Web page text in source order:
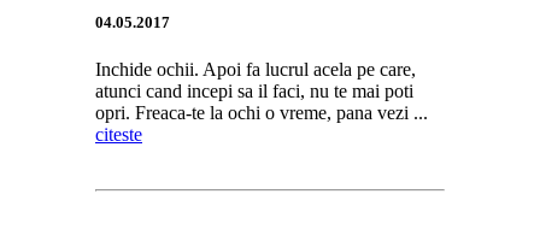
04.05.2017
Inchide ochii. Apoi fa lucrul acela pe care,
atunci cand incepi sa il faci, nu te mai poti
opri. Freaca-te la ochi o vreme, pana vezi ...
citeste